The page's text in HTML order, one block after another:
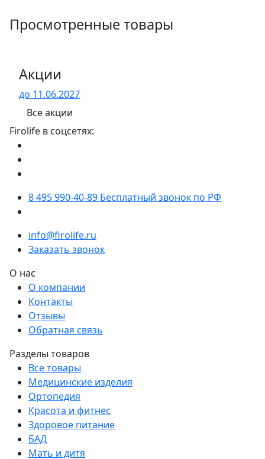
Просмотренные товары
Акции
до 11.06.2027
Все акции
Firolife в соцсетях:
8 495 990-40-89 Бесплатный звонок по РФ
info@firolife.ru
Заказать звонок
О нас
О компании
Контакты
Отзывы
Обратная связь
Разделы товаров
Все товары
Медицинские изделия
Ортопедия
Красота и фитнес
Здоровое питание
БАД
Мать и дитя